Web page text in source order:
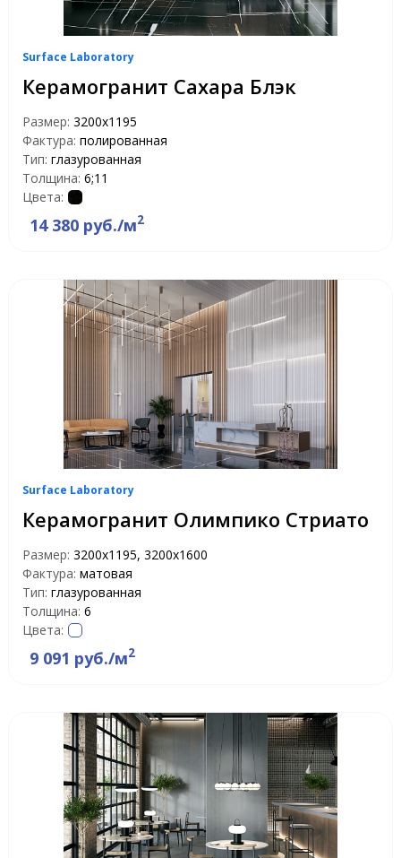
Surface Laboratory
Керамогранит Сахара Блэк
Размер: 3200x1195
Фактура: полированная
Тип: глазурованная
Толщина: 6;11
Цвета:
14 380 руб./м2
Surface Laboratory
Керамогранит Олимпико Стриато
Размер: 3200x1195, 3200x1600
Фактура: матовая
Тип: глазурованная
Толщина: 6
Цвета:
9 091 руб./м2